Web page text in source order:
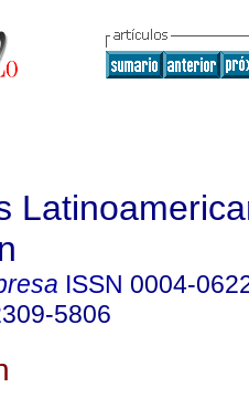
ISSN 0004-
5806